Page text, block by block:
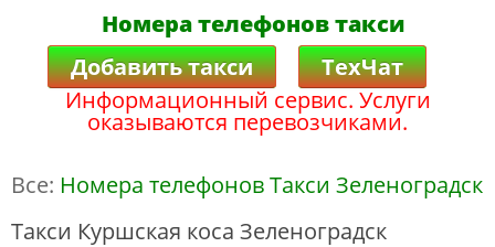
Номера телефонов такси
Добавить такси
ТехЧат
Информационный сервис. Услуги
оказываются перевозчиками.
Все: Номера телефонов Такси Зеленоградск
Такси Куршская коса Зеленоградск